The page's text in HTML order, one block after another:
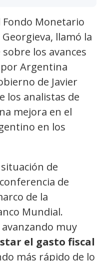
Monetario
llamó la
los avances
Argentina
de Javier
los analistas de
mejora en el
en los
de
de
de la
Mundial.
avanzando muy
el gasto fiscal
más rápido de lo